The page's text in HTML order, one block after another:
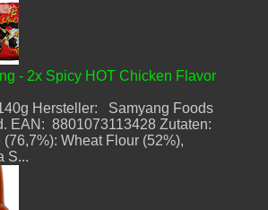
- 2x Spicy HOT Chicken Flavor
Hersteller: Samyang Foods
EAN: 8801073113428 Zutaten:
(76,7%): Wheat Flour (52%),
S...